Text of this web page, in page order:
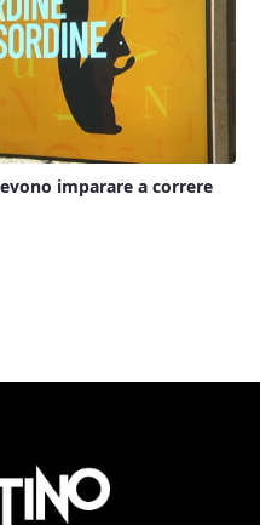
imparare a correre